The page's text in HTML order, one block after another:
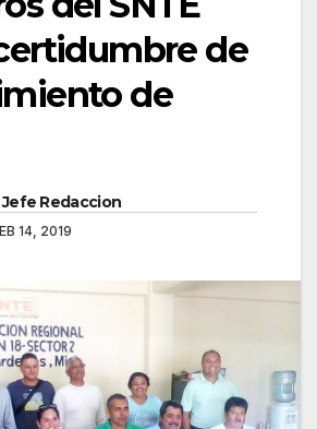
de
de
Jefe Redaccion
14, 2019